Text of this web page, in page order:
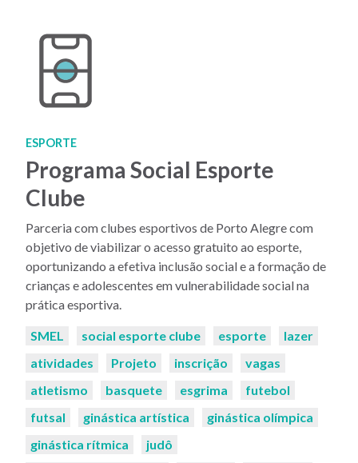
ESPORTE
Programa Social Esporte
Clube
Parceria com clubes esportivos de Porto Alegre com
objetivo de viabilizar o acesso gratuito ao esporte,
oportunizando a efetiva inclusão social e a formação de
crianças e adolescentes em vulnerabilidade social na
prática esportiva.
Palavras-
SMEL social esporte clube esporte
lazer
atividades
Projeto inscrição
vagas
atletismo
basquete esgrima
futebol
futsal
ginástica artística
ginástica olímpica
ginástica rítmica
judô